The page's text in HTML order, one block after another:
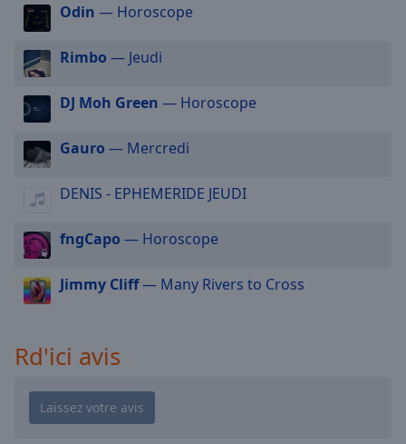
Picture-
in-
Picture
Fullscreen
modal
window.
Beginning
dialog
Escape
and
close
window.
Odin — Horoscope
Rimbo — Jeudi
DJ Moh Green — Horoscope
Gauro — Mercredi
DENIS - EPHEMERIDE JEUDI
fngCapo — Horoscope
Jimmy Cliff— Many Rivers to Cross
Rd'ici avis